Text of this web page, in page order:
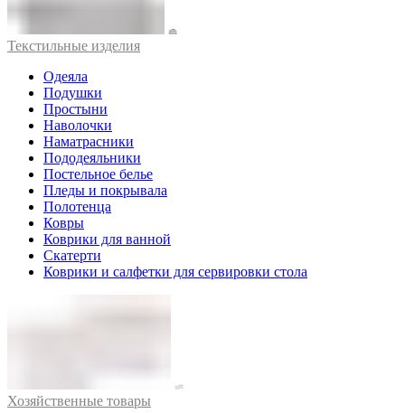
Текстильные изделия
Одеяла
Подушки
Простыни
Наволочки
Наматрасники
Пододеяльники
Постельное белье
Пледы и покрывала
Полотенца
Ковры
Коврики для ванной
Скатерти
Коврики и салфетки для сервировки стола
Хозяйственные товары